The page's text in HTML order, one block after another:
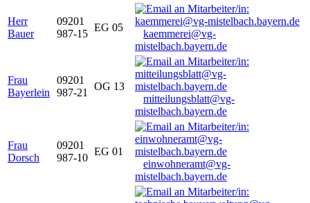
Herr
Bauer
09201
987-15
EG 05
kaemmerei@vg-
mistelbach.bayern.de
Frau
Bayerlein
09201
987-21
OG 13
mitteilungsblatt@vg-
mistelbach.bayern.de
Frau
Dorsch
09201
987-10
EG 01
einwohneramt@vg-
mistelbach.bayern.de